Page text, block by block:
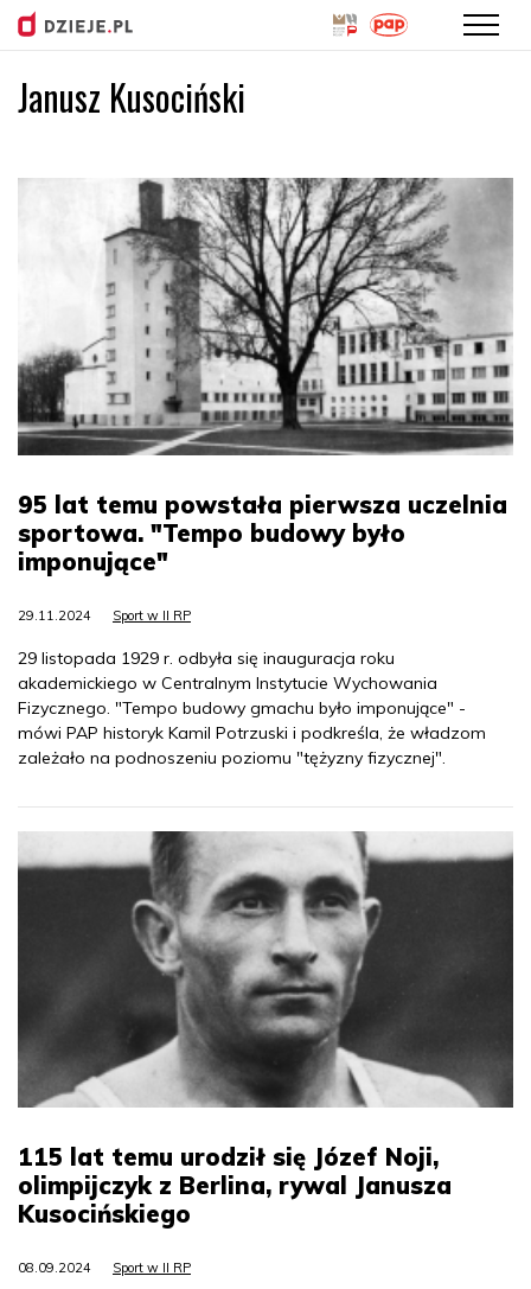
Janusz Kusociński
95 lat temu powstała pierwsza uczelnia
sportowa. "Tempo budowy było
imponujące"
29.11.2024 Sport w II RP
29 listopada 1929 r. odbyła się inauguracja roku
akademickiego w Centralnym Instytucie Wychowania
Fizycznego. "Tempo budowy gmachu było imponujące" -
mówi PAP historyk Kamil Potrzuski i podkreśla, że władzom
zależało na podnoszeniu poziomu "tężyzny fizycznej".
115 lat temu urodził się Józef Noji,
olimpijczyk z Berlina, rywal Janusza
Kusocińskiego
08.09.2024 Sport w II RP